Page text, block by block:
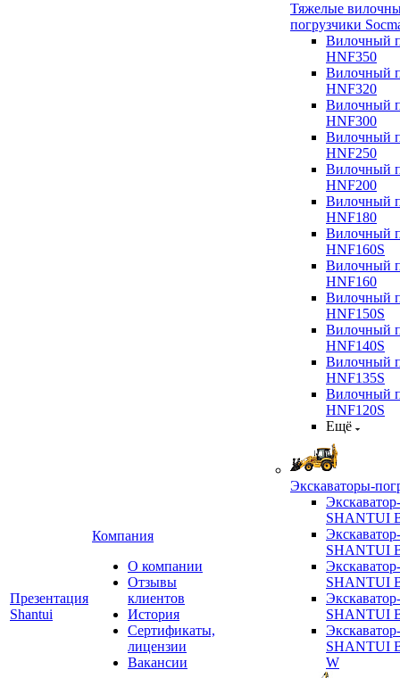
Презентация
Shantui
Компания
О компании
Отзывы
клиентов
История
Сертификаты,
лицензии
Вакансии
Тяжелые
погрузчики
Вилочный
HNF350
Вилочный
HNF320
Вилочный
HNF300
Вилочный
HNF250
Вилочный
HNF200
Вилочный
HNF180
Вилочный
HNF160S
Вилочный
HNF160
Вилочный
HNF150S
Вилочный
HNF140S
Вилочный
HNF135S
Вилочный
HNF120S
Ещё
Экскаваторы-
SHANTUI
SHANTUI
SHANTUI
SHANTUI
SHANTUI
W